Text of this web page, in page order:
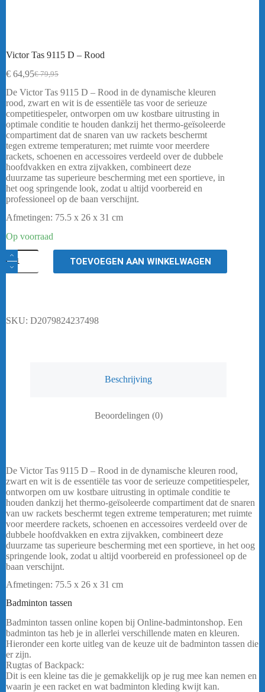
Victor Tas 9115 D – Rood
€79,95
Oorspronkelijke
prijs
was:
€ 79,95.
€ 64,95Huidige
prijs
is:
€ 64,95.
De Victor Tas 9115 D – Rood in de dynamische kleuren
rood, zwart en wit is de essentiële tas voor de serieuze
competitiespeler, ontworpen om uw kostbare uitrusting in
optimale conditie te houden dankzij het thermo-geïsoleerde
compartiment dat de snaren van uw rackets beschermt
tegen extreme temperaturen; met ruimte voor meerdere
rackets, schoenen en accessoires verdeeld over de dubbele
hoofdvakken en extra zijvakken, combineert deze
duurzame tas superieure bescherming met een sportieve, in
het oog springende look, zodat u altijd voorbereid en
professioneel op de baan verschijnt.
Afmetingen: 75.5 x 26 x 31 cm
Op voorraad
Victor
Tas
9115
TOEVOEGEN AAN WINKELWAGEN
SKU: D2079824237498
Beschrijving
Beoordelingen (0)
De Victor Tas 9115 D – Rood in de dynamische kleuren rood,
zwart en wit is de essentiële tas voor de serieuze competitiespeler,
ontworpen om uw kostbare uitrusting in optimale conditie te
houden dankzij het thermo-geïsoleerde compartiment dat de snaren
van uw rackets beschermt tegen extreme temperaturen; met ruimte
voor meerdere rackets, schoenen en accessoires verdeeld over de
dubbele hoofdvakken en extra zijvakken, combineert deze
duurzame tas superieure bescherming met een sportieve, in het oog
springende look, zodat u altijd voorbereid en professioneel op de
baan verschijnt.
Afmetingen: 75.5 x 26 x 31 cm
Badminton tassen
Badminton tassen online kopen bij Online-badmintonshop. Een
badminton tas heb je in allerlei verschillende maten en kleuren.
Hieronder een korte uitleg van de keuze uit de badminton tassen die
er zijn.
Rugtas of Backpack:
Dit is een kleine tas die je gemakkelijk op je rug mee kan nemen en
waarin je een racket en wat badminton kleding kwijt kan.